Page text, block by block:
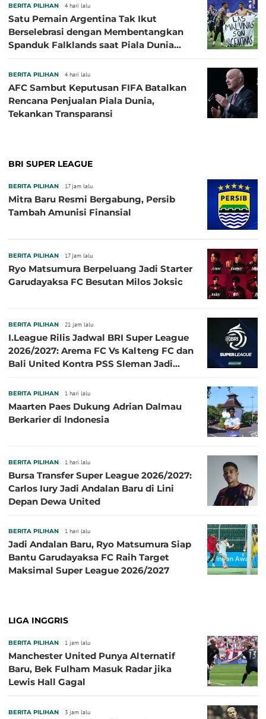
BERITA PILIHAN 4 hari lalu
Satu Pemain Argentina Tak Ikut
Berselebrasi dengan Membentangkan
Spanduk Falklands saat Piala Dunia
BERITA PILIHAN 4 hari lalu
AFC Sambut Keputusan FIFA Batalkan
Rencana Penjualan Piala Dunia,
Tekankan Transparansi
BRI SUPER LEAGUE
BERITA PILIHAN 17 jam lalu
Mitra Baru Resmi Bergabung, Persib
Tambah Amunisi Finansial
BERITA PILIHAN 17 jam lalu
Ryo Matsumura Berpeluang Jadi Starter
Garudayaksa FC Besutan Milos Joksic
BERITA PILIHAN 21 jam lalu
I.League Rilis Jadwal BRI Super League
2026/2027: Arema FC Vs Kalteng FC dan
Bali United Kontra PSS Sleman Jadi
BERITA PILIHAN 1 hari lalu
Maarten Paes Dukung Adrian Dalmau
Berkarier di Indonesia
BERITA PILIHAN 1 hari lalu
Bursa Transfer Super League 2026/2027:
Carlos Iury Jadi Andalan Baru di Lini
Depan Dewa United
BERITA PILIHAN 1 hari lalu
Jadi Andalan Baru, Ryo Matsumura Siap
Bantu Garudayaksa FC Raih Target
Maksimal Super League 2026/2027
LIGA INGGRIS
BERITA PILIHAN 1 jam lalu
Manchester United Punya Alternatif
Baru, Bek Fulham Masuk Radar jika
Lewis Hall Gagal
BERITA PILIHAN 3 jam lalu